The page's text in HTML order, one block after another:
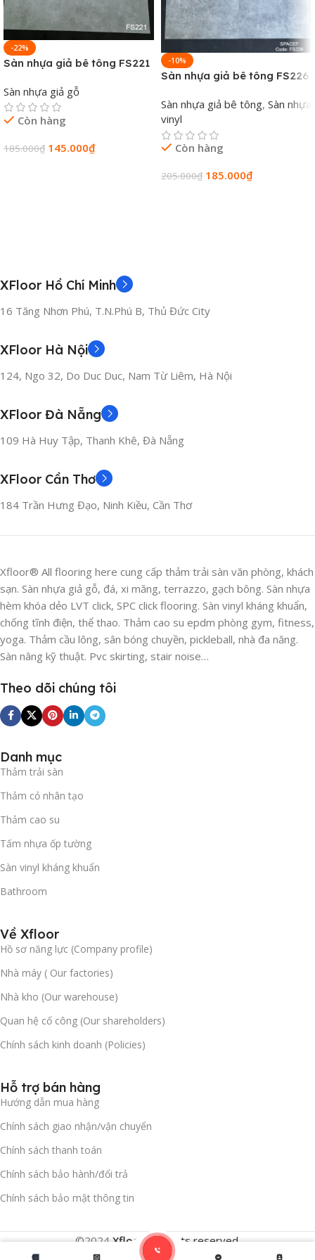
📞 0981 686 020
-22%
Sàn nhựa giả bê tông FS221
Sàn nhựa giả gỗ
Còn hàng
185.000₫ 145.000₫
-10%
Sàn nhựa giả bê tông FS226
Sàn nhựa giả bê tông, Sàn nhựa
vinyl
Còn hàng
205.000₫ 185.000₫
XFloor Hồ Chí Minh
16 Tăng Nhơn Phú, T.N.Phú B, Thủ Đức City
XFloor Hà Nội
124, Ngo 32, Do Duc Duc, Nam Từ Liêm, Hà Nội
XFloor Đà Nẵng
109 Hà Huy Tập, Thanh Khê, Đà Nẵng
XFloor Cần Thơ
184 Trần Hưng Đạo, Ninh Kiều, Cần Thơ
Xfloor® All flooring here cung cấp thảm trải sàn văn phòng, khách
sạn. Sàn nhựa giả gỗ, đá, xi măng, terrazzo, gạch bông. Sàn nhựa
hèm khóa dẻo LVT click, SPC click flooring. Sàn vinyl kháng khuẩn,
chống tĩnh điện, thể thao. Thảm cao su epdm phòng gym, fitness,
yoga. Thảm cầu lông, sân bóng chuyền, pickleball, nhà đa năng.
Sàn nâng kỹ thuật. Pvc skirting, stair noise…
Theo dõi chúng tôi
Danh mục
Thảm trải sàn
Thảm cỏ nhân tạo
Thảm cao su
Tấm nhựa ốp tường
Sàn vinyl kháng khuẩn
Bathroom
Về Xfloor
Hồ sơ năng lực (Company profile)
Nhà máy ( Our factories)
Nhà kho (Our warehouse)
Quan hệ cổ công (Our shareholders)
Chính sách kinh doanh (Policies)
Hỗ trợ bán hàng
Hướng dẫn mua hàng
Chính sách giao nhận/vận chuyển
Chính sách thanh toán
Chính sách bảo hành/đổi trả
Chính sách bảo mật thông tin
©2024Xfloor.All rights reserved.